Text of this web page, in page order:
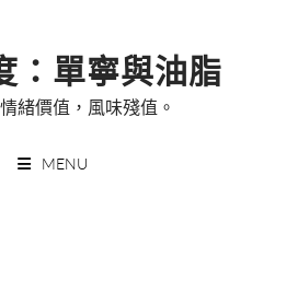
：單寧與油脂
緒價值，風味殘值。
MENU